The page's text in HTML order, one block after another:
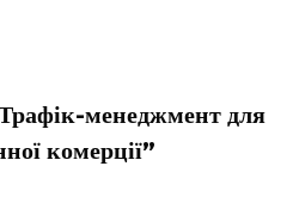
менеджмент для
комерції”